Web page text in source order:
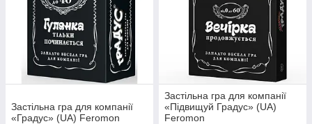
Застільна гра для компанії
«Градус» (UA) Feromon
Застільна гра для компанії
«Підвищуй Градус» (UA)
Feromon